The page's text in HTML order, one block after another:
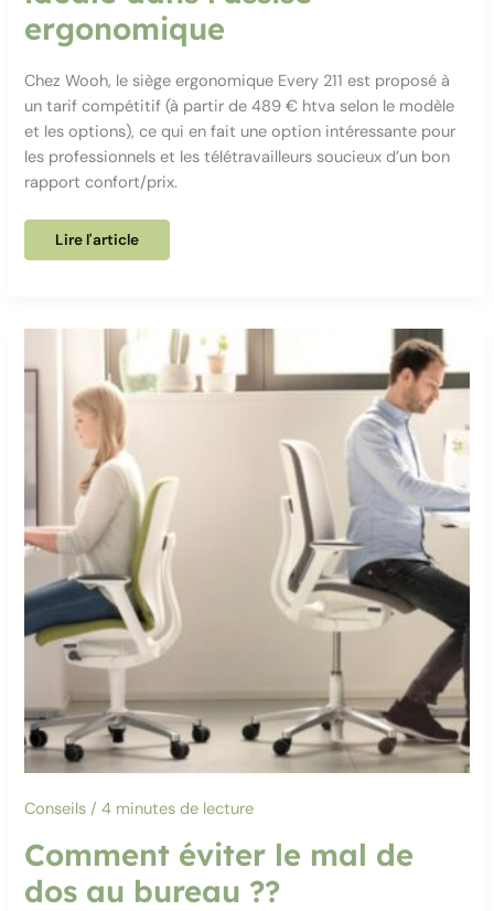
ergonomique
Chez Wooh, le siège ergonomique Every 211 est proposé à
un tarif compétitif (à partir de 489 € htva selon le modèle
et les options), ce qui en fait une option intéressante pour
les professionnels et les télétravailleurs soucieux d’un bon
rapport confort/prix.
EVERY
La
dans
ergonomique
Lire l'article
Conseils /4 minutes de lecture
Comment éviter le mal de
dos au bureau ??